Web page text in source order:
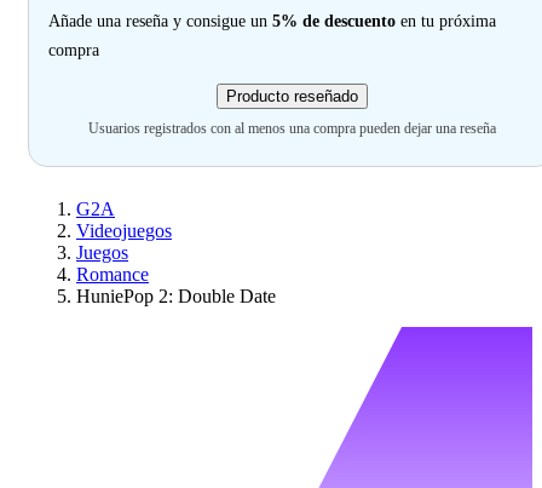
Añade una reseña y consigue un 5% de descuento en tu próxima
compra
Producto reseñado
Usuarios registrados con al menos una compra pueden dejar una reseña
G2A
Videojuegos
Juegos
Romance
HuniePop 2: Double Date